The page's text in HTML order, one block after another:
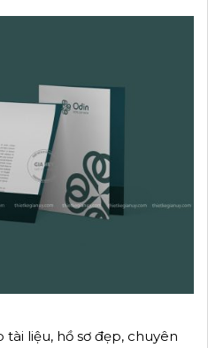
liệu, hồ sơ đẹp, chuyên